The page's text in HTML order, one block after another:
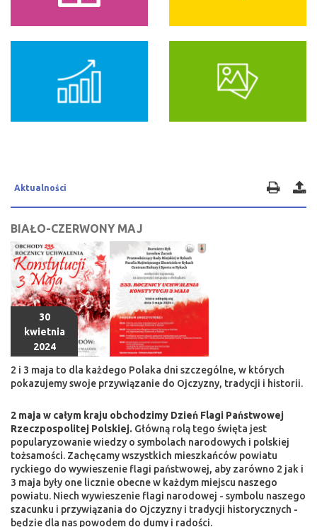
Aktualności
BIAŁO-CZERWONY MAJ
30
kwietnia
2024
2 i 3 maja to dla każdego Polaka dni szczególne, w których
pokazujemy swoje przywiązanie do Ojczyzny, tradycji i historii.
2 maja w całym kraju obchodzimy Dzień Flagi Państwowej
Rzeczpospolitej Polskiej. Główną rolą tego święta jest
popularyzowanie wiedzy o symbolach narodowych i polskiej
tożsamości. Zachęcamy wszystkich mieszkańców powiatu
ryckiego do wywieszenie flagi państwowej, aby zarówno 2 jak i
3 maja były one licznie obecne w każdym miejscu naszego
powiatu. Niech wywieszenie flagi narodowej - symbolu naszego
szacunku i przywiązania do Ojczyzny i tradycji historycznych -
będzie dla nas powodem do dumy i radości.